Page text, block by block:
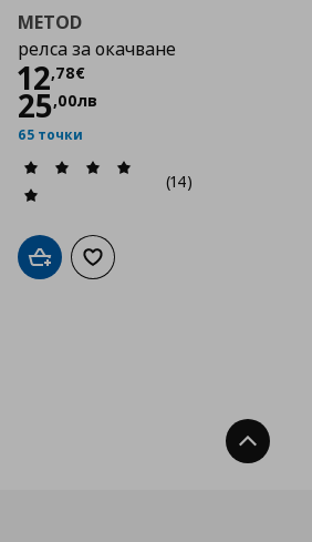
METOD
релса за окачване
12,78€
Цена
25,00лв
65 точки
(14)
Добави в кошницата
Добави към списъка с любими
Нагоре